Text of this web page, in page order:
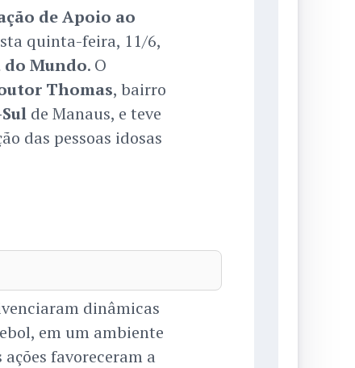
de Apoio ao
quinta-feira, 11/6,
do Mundo. O
Thomas, bairro
de Manaus, e teve
das pessoas idosas
dinâmicas
em um ambiente
favoreceram a